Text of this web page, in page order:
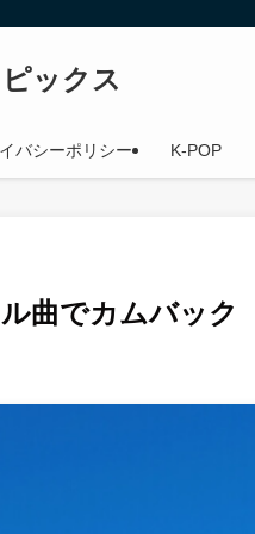
ックス
バシーポリシー K-POP
曲でカムバック